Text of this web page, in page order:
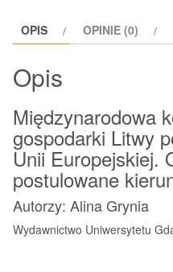
przystąpieniu
Unii
Europejskiej
OPIS OPINIE (0)
Opis
Międzynarodowa
gospodarki Litwy
Unii Europejskiej.
postulowane
Autorzy: Alina Grynia
Wydawnictwo Uniwersytetu